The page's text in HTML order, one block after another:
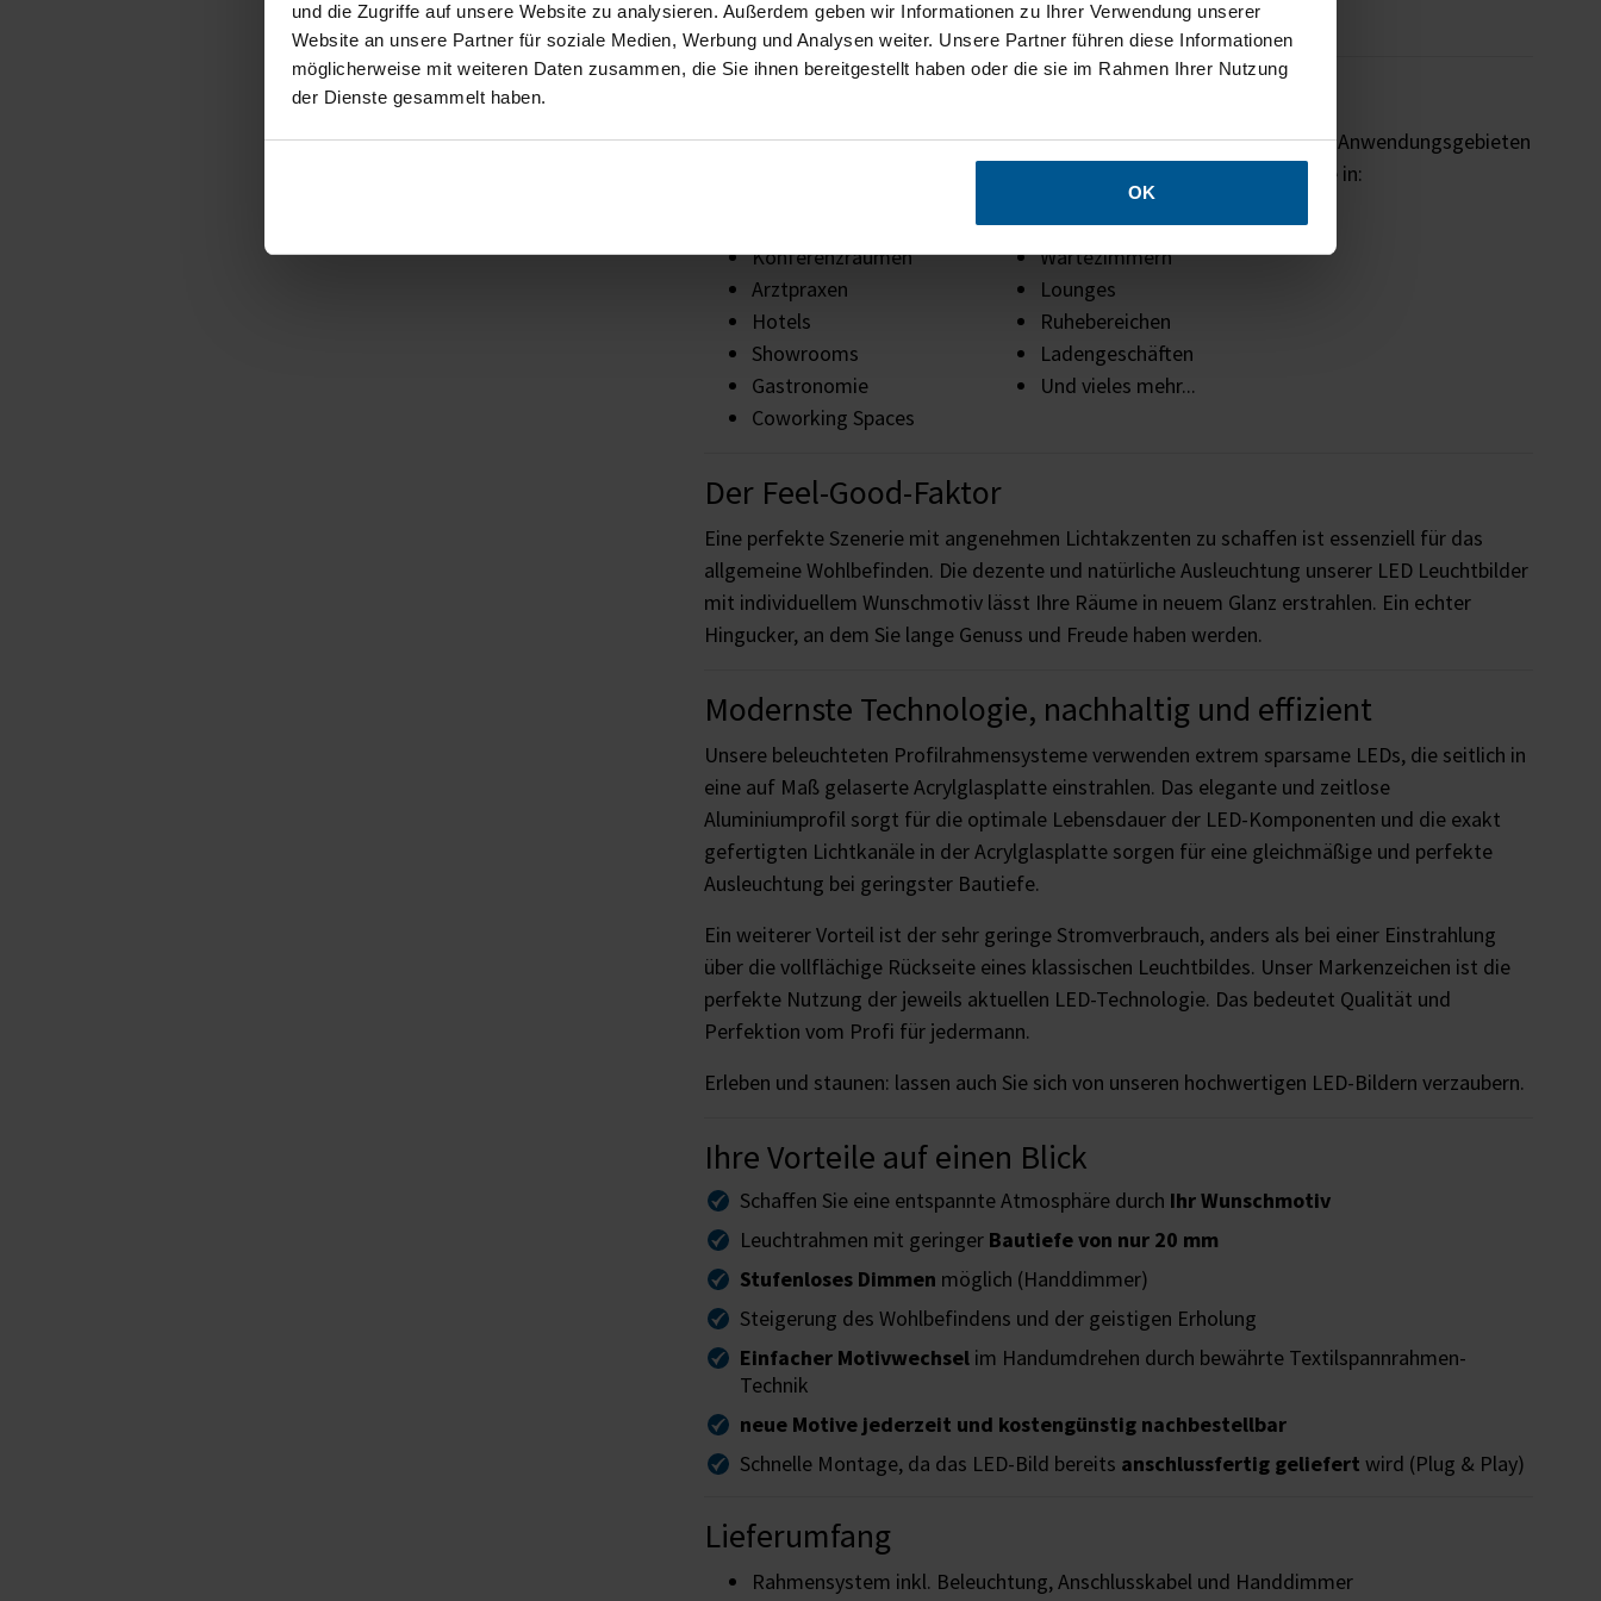
und die Zugriffe auf unsere Website zu analysieren. Außerdem geben wir Informationen zu Ihrer Verwendung unserer
Website an unsere Partner für soziale Medien, Werbung und Analysen weiter. Unsere Partner führen diese Informationen
möglicherweise mit weiteren Daten zusammen, die Sie ihnen bereitgestellt haben oder die sie im Rahmen Ihrer Nutzung
der Dienste gesammelt haben.
OK
Für ein leuchtendes Highlight, egal wo. Unsere Lichtbilder sind in vielen Anwendungsgebieten
einsetzbar und sind besonders geeignet für stimmungsvolles Ambiente in:
Konferenzräumen
Arztpraxen
Hotels
Showrooms
Gastronomie
Coworking Spaces
Kindergärten
Wartezimmern
Lounges
Ruhebereichen
Ladengeschäften
Und vieles mehr...
Der Feel-Good-Faktor
Eine perfekte Szenerie mit angenehmen Lichtakzenten zu schaffen ist essenziell für das
allgemeine Wohlbefinden. Die dezente und natürliche Ausleuchtung unserer LED Leuchtbilder
mit individuellem Wunschmotiv lässt Ihre Räume in neuem Glanz erstrahlen. Ein echter
Hingucker, an dem Sie lange Genuss und Freude haben werden.
Modernste Technologie, nachhaltig und effizient
Unsere beleuchteten Profilrahmensysteme verwenden extrem sparsame LEDs, die seitlich in
eine auf Maß gelaserte Acrylglasplatte einstrahlen. Das elegante und zeitlose
Aluminiumprofil sorgt für die optimale Lebensdauer der LED-Komponenten und die exakt
gefertigten Lichtkanäle in der Acrylglasplatte sorgen für eine gleichmäßige und perfekte
Ausleuchtung bei geringster Bautiefe.
Ein weiterer Vorteil ist der sehr geringe Stromverbrauch, anders als bei einer Einstrahlung
über die vollflächige Rückseite eines klassischen Leuchtbildes. Unser Markenzeichen ist die
perfekte Nutzung der jeweils aktuellen LED-Technologie. Das bedeutet Qualität und
Perfektion vom Profi für jedermann.
Erleben und staunen: lassen auch Sie sich von unseren hochwertigen LED-Bildern verzaubern.
Ihre Vorteile auf einen Blick
Schaffen Sie eine entspannte Atmosphäre durch Ihr Wunschmotiv
Leuchtrahmen mit geringer Bautiefe von nur 20 mm
Stufenloses Dimmen möglich (Handdimmer)
Steigerung des Wohlbefindens und der geistigen Erholung
Einfacher Motivwechsel im Handumdrehen durch bewährte Textilspannrahmen-
Technik
neue Motive jederzeit und kostengünstig nachbestellbar
Schnelle Montage, da das LED-Bild bereits anschlussfertig geliefert wird (Plug & Play)
Lieferumfang
Rahmensystem inkl. Beleuchtung, Anschlusskabel und Handdimmer